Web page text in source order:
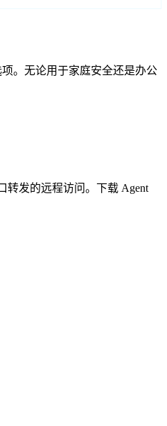
。无论用于家庭安全还是办公
转发的远程访问。下载 Agent